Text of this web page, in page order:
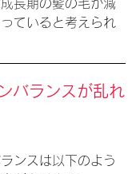
長期の髪の毛が減
ていると考えられ
バランスが乱れ
ンスは以下のよう